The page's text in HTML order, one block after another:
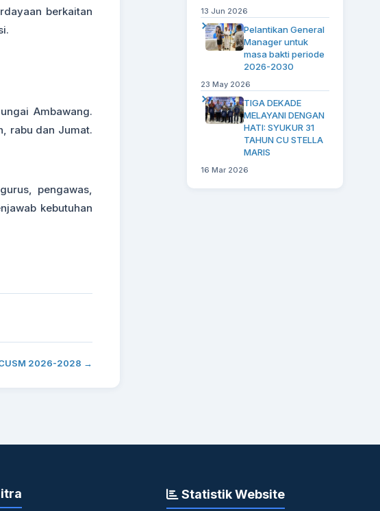
berkaitan
Ambawang.
rabu dan Jumat.
pengawas,
kebutuhan
2026-2028 →
13 Jun 2026
Pelantikan General
Manager untuk
masa bakti periode
2026-2030
23 May 2026
TIGA DEKADE
MELAYANI DENGAN
HATI: SYUKUR 31
TAHUN CU STELLA
MARIS
16 Mar 2026
Statistik Website